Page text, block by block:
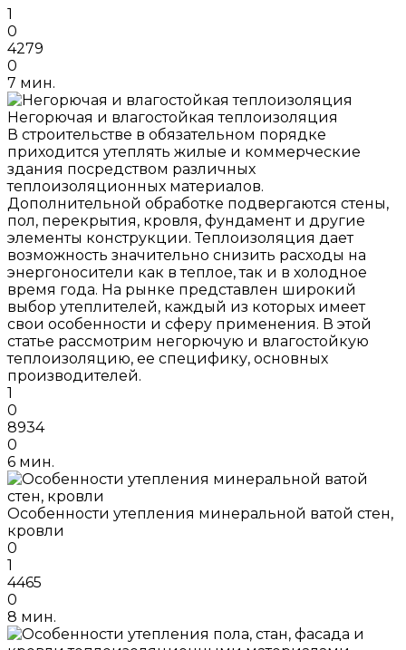
1
0
4279
0
7 мин.
Негорючая и влагостойкая теплоизоляция
В строительстве в обязательном порядке
приходится утеплять жилые и коммерческие
здания посредством различных
теплоизоляционных материалов.
Дополнительной обработке подвергаются стены,
пол, перекрытия, кровля, фундамент и другие
элементы конструкции. Теплоизоляция дает
возможность значительно снизить расходы на
энергоносители как в теплое, так и в холодное
время года. На рынке представлен широкий
выбор утеплителей, каждый из которых имеет
свои особенности и сферу применения. В этой
статье рассмотрим негорючую и влагостойкую
теплоизоляцию, ее специфику, основных
производителей.
1
0
8934
0
6 мин.
Особенности утепления минеральной ватой стен,
кровли
0
1
4465
0
8 мин.